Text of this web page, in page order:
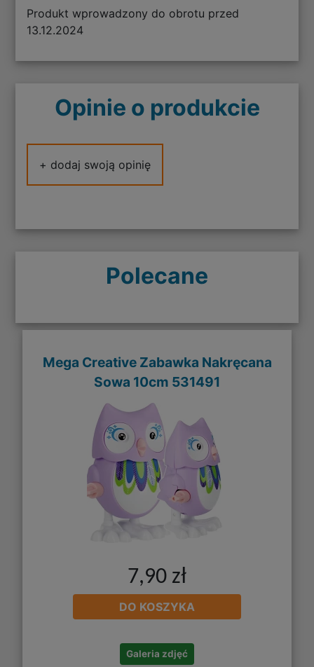
Produkt wprowadzony do obrotu przed
13.12.2024
Opinie o produkcie
+ dodaj swoją opinię
Polecane
Mega Creative Zabawka Nakręcana
Sowa 10cm 531491
7,90 zł
DO KOSZYKA
Galeria zdjęć